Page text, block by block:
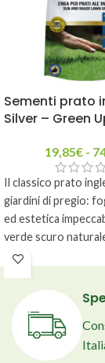
Sementi prato
Silver – Green
19,85€ -
Il classico prato
giardini di pregio:
ed estetica
verde scuro
insediamento ed